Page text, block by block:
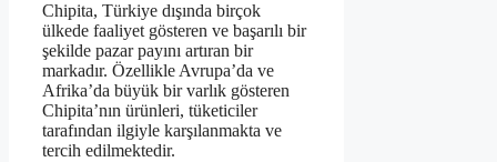
Chipita, Türkiye dışında birçok
ülkede faaliyet gösteren ve başarılı bir
şekilde pazar payını artıran bir
markadır. Özellikle Avrupa’da ve
Afrika’da büyük bir varlık gösteren
Chipita’nın ürünleri, tüketiciler
tarafından ilgiyle karşılanmakta ve
tercih edilmektedir.